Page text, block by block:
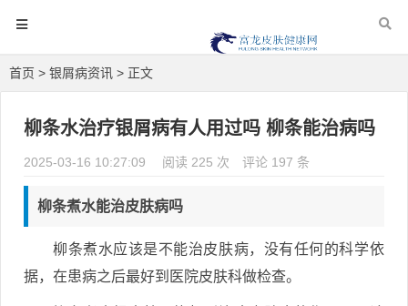
首页 > 银屑病资讯 > 正文
柳条水治疗银屑病有人用过吗 柳条能治病吗
2025-03-16 10:27:09 阅读 225 次 评论 197 条
柳条煮水能治皮肤病吗
柳条煮水应该是不能治皮肤病，没有任何的科学依
据，在患病之后最好到医院皮肤科做检查。